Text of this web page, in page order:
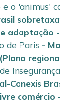
e o 'animus'
adaptação
de Paris -
Conexis
comércio -